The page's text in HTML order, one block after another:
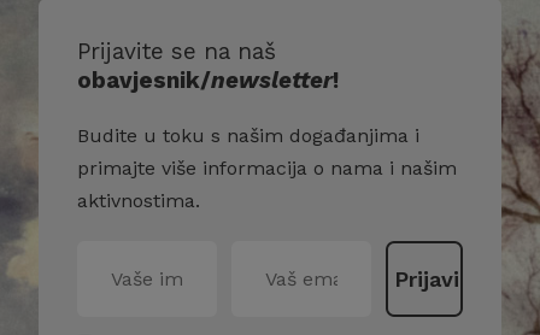
Prijavite se na naš
obavjesnik/newsletter!
Budite u toku s našim događanjima i
primajte više informacija o nama i našim
aktivnostima.